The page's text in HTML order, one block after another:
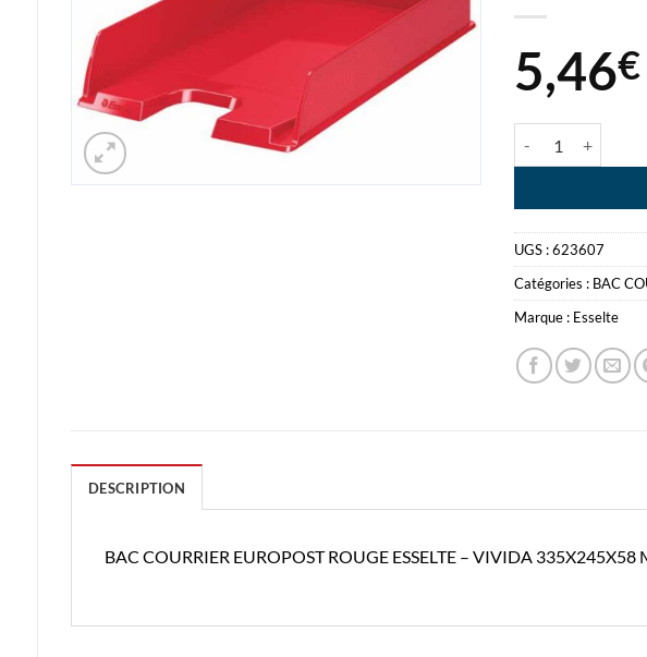
5,46€
UGS :623607
Catégories : BAC
Marque : Esselte
DESCRIPTION
BAC COURRIER EUROPOST ROUGE ESSELTE – VIVIDA 335X245X58